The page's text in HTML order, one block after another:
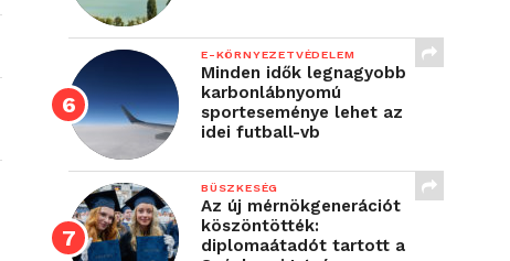
E-KÖRNYEZETVÉDELEM
Minden idők legnagyobb
karbonlábnyomú
sporteseménye lehet az
idei futball-vb
BÜSZKESÉG
Az új mérnökgenerációt
köszöntötték:
diplomaátadót tartott a